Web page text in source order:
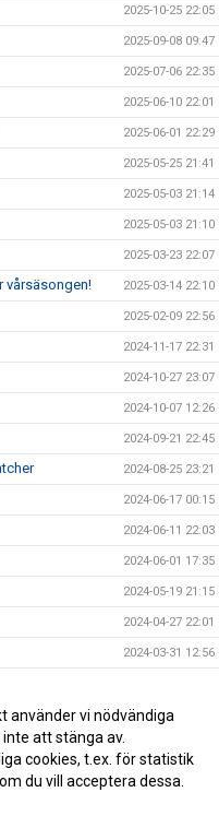
2025-10-25 22:05
2025-09-08 09:47
2025-07-06 22:35
2025-06-10 22:01
2025-06-01 22:29
2025-05-25 21:41
2025-05-03 21:14
2025-05-03 21:10
2025-03-23 22:07
vårsäsongen! 2025-03-14 22:10
2025-02-09 22:56
2024-11-17 22:31
2024-10-27 23:07
2024-10-07 12:26
2024-09-21 22:45
2024-08-25 23:21
2024-06-17 00:15
2024-06-11 22:03
2024-06-01 17:35
2024-05-19 21:15
2024-04-27 22:01
2024-03-31 12:56
12/3 2024-02-24 16:45
2023-12-28 20:53
använder vi nödvändiga
att stänga av.
cookies, t.ex. för statistik
du vill acceptera dessa.